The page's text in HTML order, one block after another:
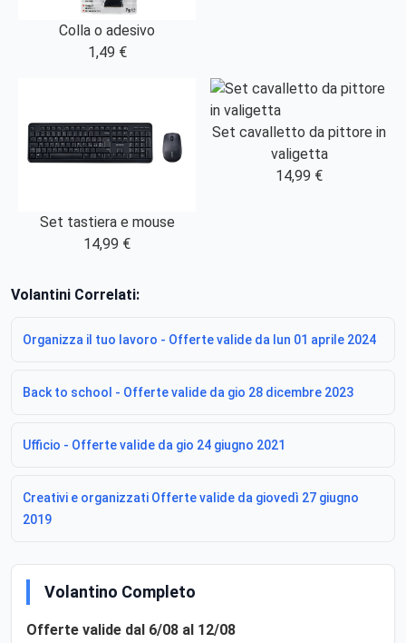
Colla o adesivo
1,49 €
Set tastiera e mouse
14,99 €
Set cavalletto da pittore in
valigetta
14,99 €
Volantini Correlati:
Organizza il tuo lavoro - Offerte valide da lun 01 aprile 2024
Back to school - Offerte valide da gio 28 dicembre 2023
Ufficio - Offerte valide da gio 24 giugno 2021
Creativi e organizzati Offerte valide da giovedì 27 giugno
2019
Volantino Completo
Offerte valide dal 6/08 al 12/08